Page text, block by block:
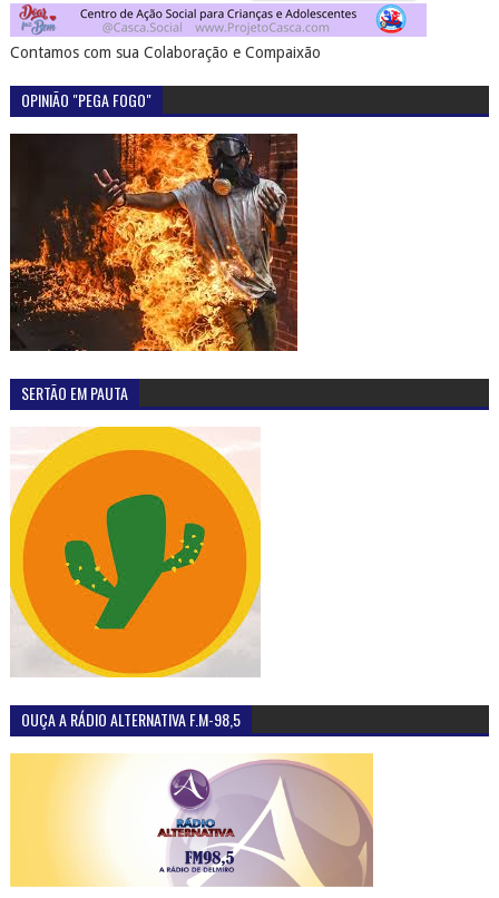
Contamos com sua Colaboração e Compaixão
OPINIÃO "PEGA FOGO"
SERTÃO EM PAUTA
OUÇA A RÁDIO ALTERNATIVA F.M-98,5